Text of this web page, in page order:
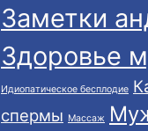
Заметки
Здоровье
Идиопатическое бесплодие
спермы Массаж